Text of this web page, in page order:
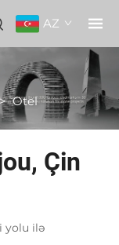
AZ
Otel
Çin
yolu ilə